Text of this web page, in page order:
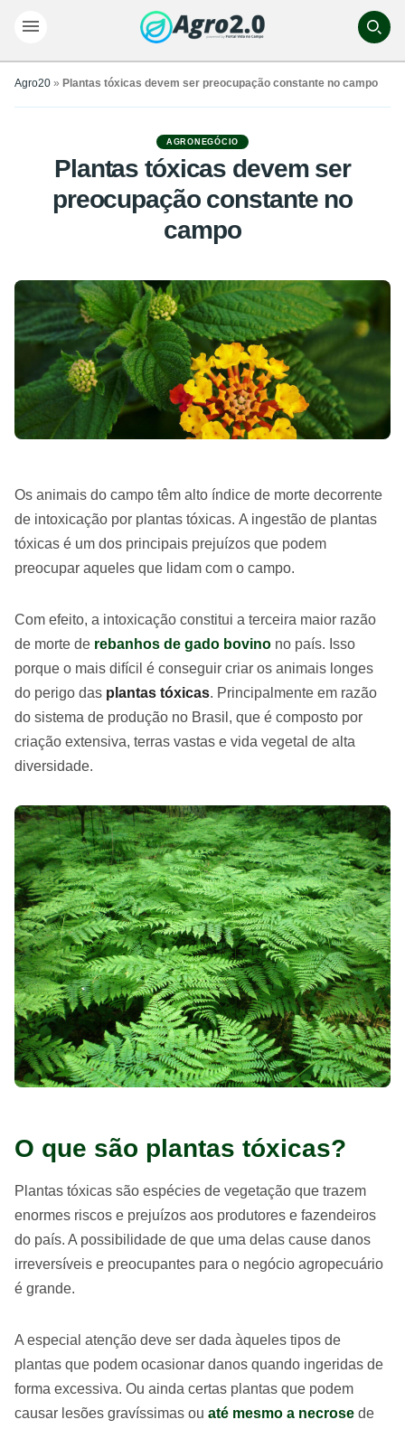
Agro20 » Plantas tóxicas devem ser preocupação constante no campo
AGRONEGÓCIO
Plantas tóxicas devem ser
preocupação constante no
campo
Os animais do campo têm alto índice de morte decorrente
de intoxicação por plantas tóxicas. A ingestão de plantas
tóxicas é um dos principais prejuízos que podem
preocupar aqueles que lidam com o campo.
Com efeito, a intoxicação constitui a terceira maior razão
de morte de rebanhos de gado bovino no país. Isso
porque o mais difícil é conseguir criar os animais longes
do perigo das plantas tóxicas. Principalmente em razão
do sistema de produção no Brasil, que é composto por
criação extensiva, terras vastas e vida vegetal de alta
diversidade.
O que são plantas tóxicas?
Plantas tóxicas são espécies de vegetação que trazem
enormes riscos e prejuízos aos produtores e fazendeiros
do país. A possibilidade de que uma delas cause danos
irreversíveis e preocupantes para o negócio agropecuário
é grande.
A especial atenção deve ser dada àqueles tipos de
plantas que podem ocasionar danos quando ingeridas de
forma excessiva. Ou ainda certas plantas que podem
causar lesões gravíssimas ou até mesmo a necrose de